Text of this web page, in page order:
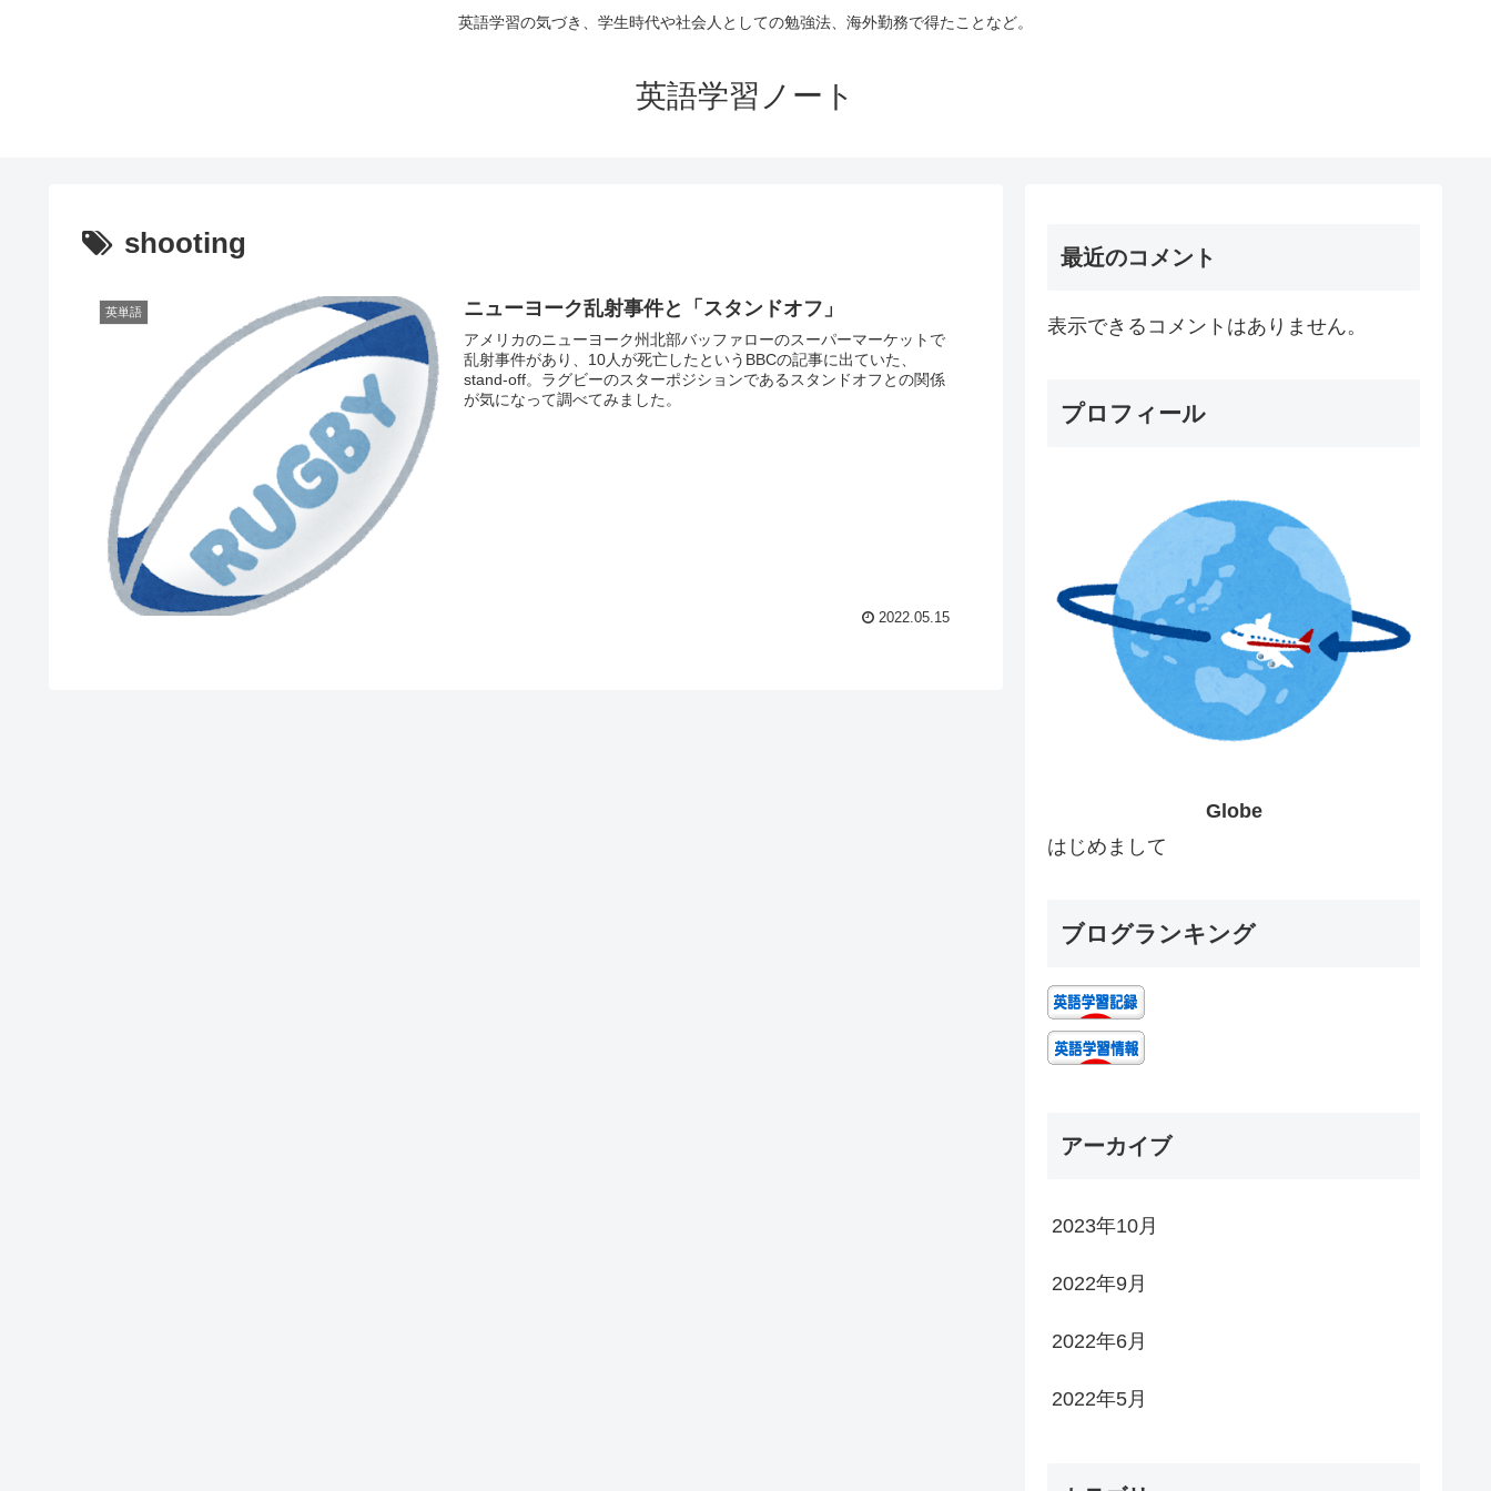
英語学習の気づき、学生時代や社会人としての勉強法、海外勤務で得たことなど。
英語学習ノート
shooting
英単語 ニューヨーク乱射事件と「スタンドオフ」
アメリカのニューヨーク州北部バッファローのスーパーマーケットで
乱射事件があり、10人が死亡したというBBCの記事に出ていた、
stand-off。ラグビーのスターポジションであるスタンドオフとの関係
が気になって調べてみました。
2022.05.15
最近のコメント
表示できるコメントはありません。
プロフィール
Globe
はじめまして
ブログランキング
アーカイブ
2023年10月
2022年9月
2022年6月
2022年5月